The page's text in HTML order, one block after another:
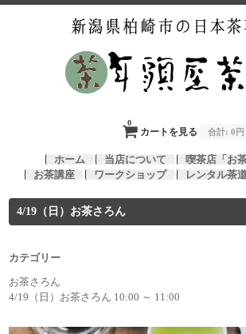
カートを見る
0
合計: 0円
ホーム 当店について 喫茶店「お
お茶講座
ワークショップ レンタル茶
4/19（日）お茶さろん
カテゴリー
お茶さろん
4/19（日）お茶さろん 10:00 ～ 11:00